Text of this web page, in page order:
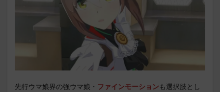
先行ウマ娘界の強ウマ娘・ ファインモーション も選択肢とし